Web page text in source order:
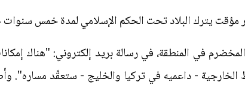
يترك البلاد تحت الحكم الإسلامي لمدة خمس سنوات
المخضرم في المنطقة، في رسالة بريد إلكتروني: "هناك
الخارجية - داعميه في تركيا والخليج - ستعقّد مساره".